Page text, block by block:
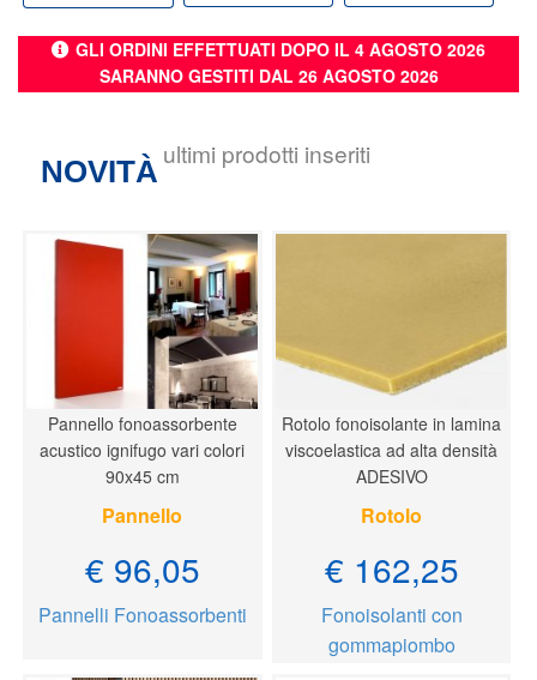
GLI ORDINI EFFETTUATI DOPO IL 4 AGOSTO 2026
SARANNO GESTITI DAL 26 AGOSTO 2026
NOVITÀ
ultimi prodotti inseriti
Pannello fonoassorbente
acustico ignifugo vari colori
90x45 cm
Pannello
€ 96,05
Pannelli Fonoassorbenti
Rotolo fonoisolante in lamina
viscoelastica ad alta densità
ADESIVO
Rotolo
€ 162,25
Fonoisolanti con
gommapiombo